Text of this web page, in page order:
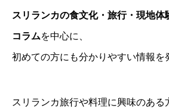
スリランカの食文化・旅行・現地体
コラムを中心に、
初めての方にも分かりやすい情報を
スリランカ旅行や料理に興味のある